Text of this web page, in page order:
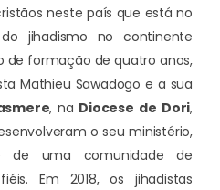
neste país que está no
jihadismo no continente
de formação de quatro anos,
Mathieu Sawadogo e a sua
, na Diocese de Dori,
o seu ministério,
uma comunidade de
Em 2018, os jihadistas